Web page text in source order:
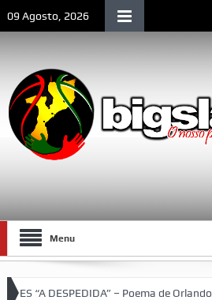
09 Agosto, 2026
Menu
DESPEDIDA” – Poema de Orlando Valente